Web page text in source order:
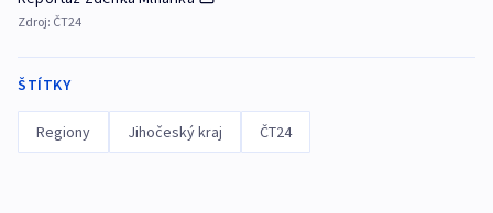
Zdroj: ČT24
ŠTÍTKY
Regiony Jihočeský kraj ČT24